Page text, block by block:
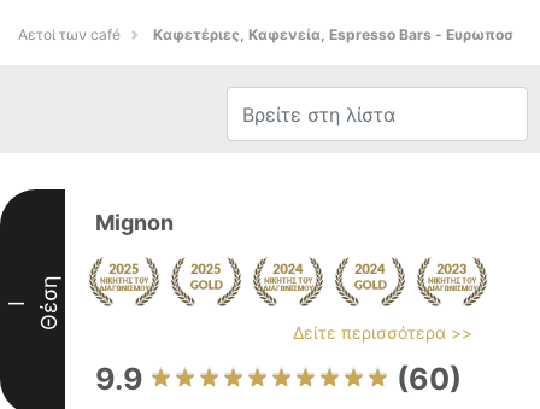
Αετοί των café Καφετέριες, Καφενεία, Espresso Bars - Ευρωποσ
I Θέση
Mignon
Δείτε περισσότερα >>
9.9 (60)